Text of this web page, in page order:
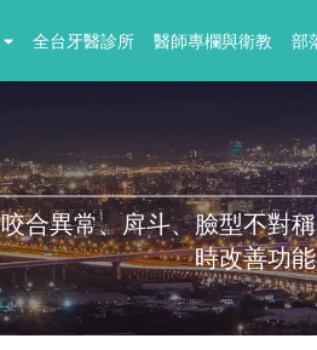
全台牙醫診所 醫師專欄與衛教 部
咬合異常、戽斗、臉型不對
時改善功